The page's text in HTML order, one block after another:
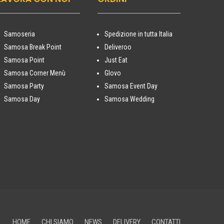
Samoseria
Samosa Break Point
Samosa Point
Samosa Corner Menù
Samosa Party
Samosa Day
Spedizione in tutta Italia
Deliveroo
Just Eat
Glovo
Samosa Event Day
Samosa Wedding
HOME CHI SIAMO NEWS DELIVERY CONTATTI